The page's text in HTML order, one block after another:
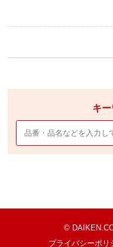
キ
©
プライバシーポリ